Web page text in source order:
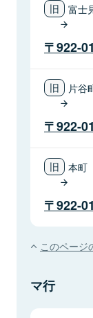
富士
922-
片谷
922-
本町
922-
このページ
マ行